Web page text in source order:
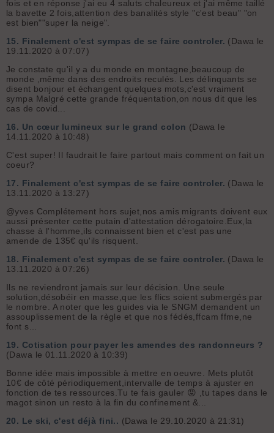
fois et en réponse j'ai eu 4 saluts chaleureux et j'ai même taillé
la bavette 2 fois,attention des banalités style "c'est beau" "on
est bien""super la neige".
15. Finalement c'est sympas de se faire controler. (Dawa le
19.11.2020 à 07:07)
Je constate qu'il y a du monde en montagne,beaucoup de
monde ,même dans des endroits reculés. Les délinquants se
disent bonjour et échangent quelques mots,c'est vraiment
sympa Malgré cette grande fréquentation,on nous dit que les
cas de covid...
16. Un cœur lumineux sur le grand colon (Dawa le
14.11.2020 à 10:48)
C'est super! Il faudrait le faire partout mais comment on fait un
coeur?
17. Finalement c'est sympas de se faire controler. (Dawa le
13.11.2020 à 13:27)
@yves Complétement hors sujet,nos amis migrants doivent eux
aussi présenter cette putain d'attestation dérogatoire.Eux,la
chasse à l'homme,ils connaissent bien et c'est pas une
amende de 135€ qu'ils risquent.
18. Finalement c'est sympas de se faire controler. (Dawa le
13.11.2020 à 07:26)
Ils ne reviendront jamais sur leur décision. Une seule
solution,désobéir en masse,que les flics soient submergés par
le nombre. A noter que les guides via le SNGM demandent un
assouplissement de la règle et que nos fédés,ffcam ffme,ne
font s...
19. Cotisation pour payer les amendes des randonneurs ?
(Dawa le 01.11.2020 à 10:39)
Bonne idée mais impossible à mettre en oeuvre. Mets plutôt
10€ de côté périodiquement,intervalle de temps à ajuster en
fonction de tes ressources.Tu te fais gauler 😡 ,tu tapes dans le
magot sinon un resto à la fin du confinement &...
20. Le ski, c'est déjà fini.. (Dawa le 29.10.2020 à 21:31)